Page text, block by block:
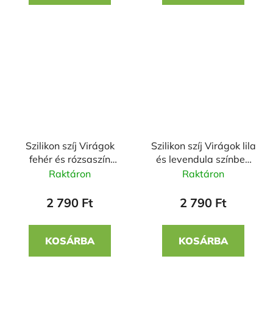
Szilikon szíj Virágok
fehér és rózsaszín
színben 20 mm
Raktáron
2 790 Ft
KOSÁRBA
Szilikon szíj Virágok lila
és levendula színben
20 mm
Raktáron
2 790 Ft
KOSÁRBA